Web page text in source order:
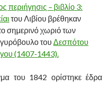
περιήγησις – βιβλίο 3:
του Λιβίου βρέθηκαν
σημερινό χωριό των
του Δεσπότου
(1407-1443).
του 1842 ορίστηκε έδρα